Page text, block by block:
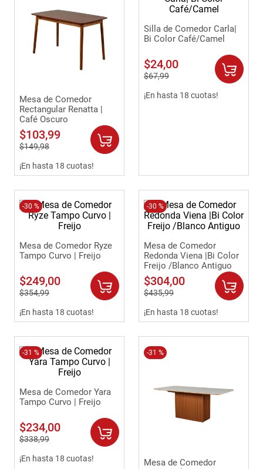
Mesa de Comedor
Rectangular Renatta |
Café Oscuro
$103,99
$149,98
¡En hasta 18 cuotas!
Silla de Comedor Carla|
Bi Color Café/Camel
$24,00
$67,99
¡En hasta 18 cuotas!
-30 %
Mesa de Comedor Ryze
Tampo Curvo | Freijo
$249,00
$354,99
¡En hasta 18 cuotas!
-30 %
Mesa de Comedor
Redonda Viena |Bi Color
Freijo /Blanco Antiguo
$304,00
$435,99
¡En hasta 18 cuotas!
-31 %
Mesa de Comedor Yara
Tampo Curvo | Freijo
$234,00
$338,99
¡En hasta 18 cuotas!
-31 %
Mesa de Comedor